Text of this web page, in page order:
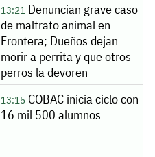
13:21Denuncian grave caso
de maltrato animal en
Frontera; Dueños dejan
morir a perrita y que otros
perros la devoren
13:15COBAC inicia ciclo con
16 mil 500 alumnos